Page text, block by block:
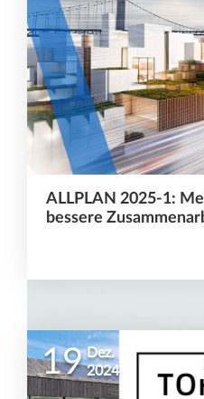
ALLPLAN 2025-1:
bessere
19 Dez.
2024